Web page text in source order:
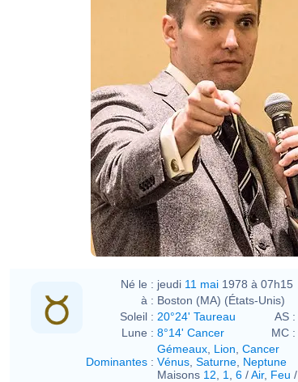
Né le : jeudi 11 mai 1978 à 07h15
à : Boston (MA) (États-Unis)
Soleil : 20°24' Taureau AS :
Lune : 8°14' Cancer MC :
Dominantes :
Gémeaux Lion Cancer
Vénus Saturne Neptune
Maisons 12 1 6 /Air, Feu /